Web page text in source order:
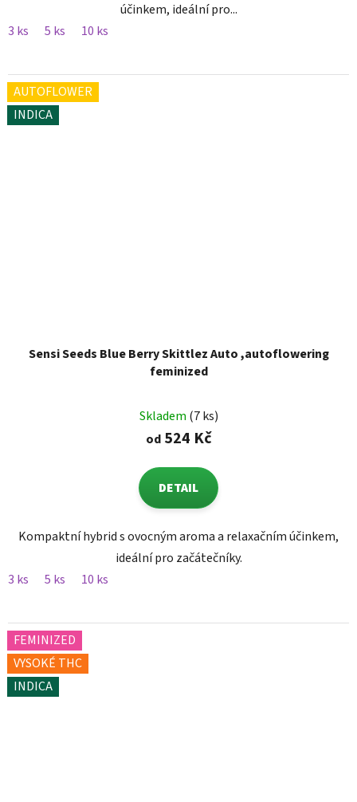
účinkem, ideální pro...
3 ks
5 ks 10 ks
AUTOFLOWER
INDICA
Sensi Seeds Blue Berry Skittlez Auto ,autoflowering
feminized
Skladem (7 ks)
od524 Kč
DETAIL
Kompaktní hybrid s ovocným aroma a relaxačním účinkem,
ideální pro začátečníky.
3 ks
5 ks 10 ks
FEMINIZED
VYSOKÉ THC
INDICA